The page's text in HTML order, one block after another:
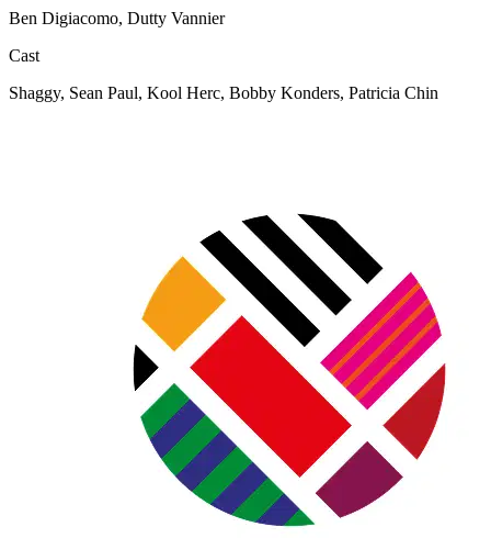
Ben Digiacomo, Dutty Vannier
Cast
Shaggy, Sean Paul, Kool Herc, Bobby Konders, Patricia Chin